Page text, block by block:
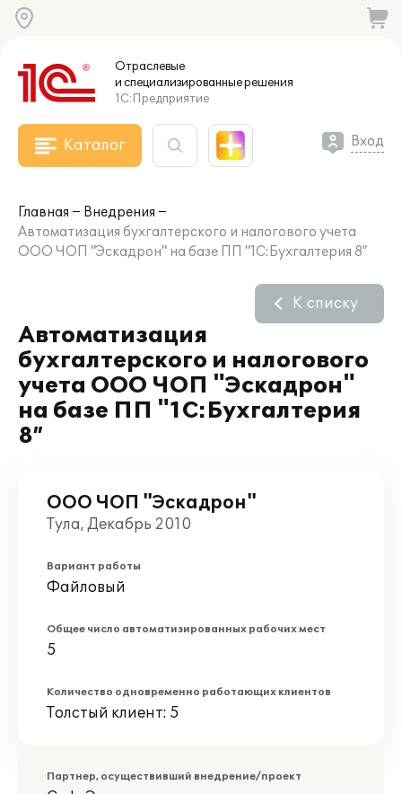
Отраслевые
и специализированныерешения
1С:Предприятие
Каталог Вход
Главная
Внедрения
Автоматизация бухгалтерского и налогового учета
ООО ЧОП "Эскадрон" на базе ПП "1С:Бухгалтерия 8”
Автоматизация
бухгалтерского и налогового
учета ООО ЧОП "Эскадрон"
на базе ПП "1С:Бухгалтерия
8”
К списку
ООО ЧОП "Эскадрон"
Тула, Декабрь 2010
Вариант работы
Файловый
Общее число автоматизированных рабочих мест
5
Количество одновременно работающих клиентов
Толстый клиент: 5
Партнер, осуществивший внедрение/проект